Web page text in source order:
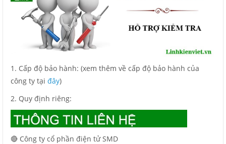
1. Cấp độ bảo hành: (xem thêm về cấp độ bảo hành của
công ty tại đây)
2. Quy định riêng:
🔴 Công ty cổ phần điện tử SMD